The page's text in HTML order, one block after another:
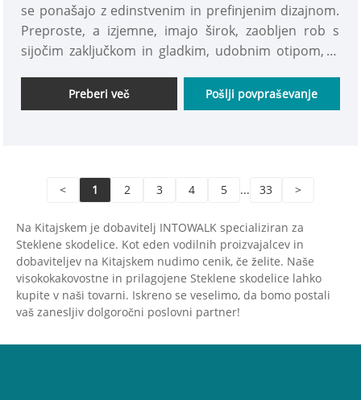
se ponašajo z edinstvenim in prefinjenim dizajnom.
Preproste, a izjemne, imajo širok, zaobljen rob s
sijočim zaključkom in gladkim, udobnim otipom, ki
Preberi več Pošlji povpraševanje
< 1 2 3 4 5 ... 33 >
Na Kitajskem je dobavitelj INTOWALK specializiran za
Steklene skodelice. Kot eden vodilnih proizvajalcev in
dobaviteljev na Kitajskem nudimo cenik, če želite. Naše
visokokakovostne in prilagojene Steklene skodelice lahko
kupite v naši tovarni. Iskreno se veselimo, da bomo postali
vaš zanesljiv dolgoročni poslovni partner!